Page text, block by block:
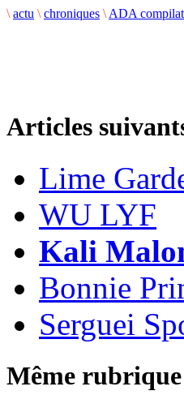
\ actu \ chroniques \ ADA
Articles
Lime
WU LYF
Kali
Bonnie
Serguei
Même rubrique